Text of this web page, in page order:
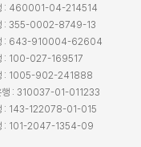
: 460001-04-214514
: 355-0002-8749-13
: 643-910004-62604
: 100-027-169517
: 1005-902-241888
행 : 310037-01-011233
: 143-122078-01-015
: 101-2047-1354-09